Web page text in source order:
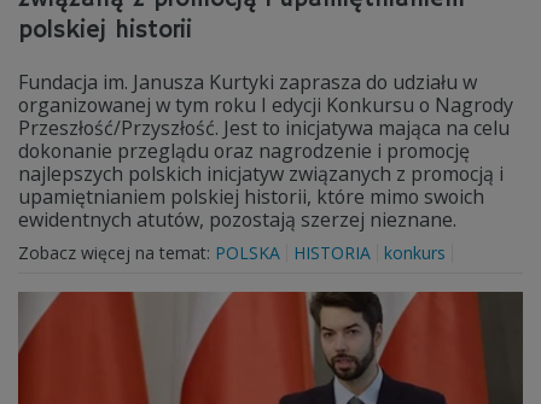
polskiej historii
Fundacja im. Janusza Kurtyki zaprasza do udziału w
organizowanej w tym roku I edycji Konkursu o Nagrody
Przeszłość/Przyszłość. Jest to inicjatywa mająca na celu
dokonanie przeglądu oraz nagrodzenie i promocję
najlepszych polskich inicjatyw związanych z promocją i
upamiętnianiem polskiej historii, które mimo swoich
ewidentnych atutów, pozostają szerzej nieznane.
Zobacz więcej na temat: POLSKA HISTORIA konkurs